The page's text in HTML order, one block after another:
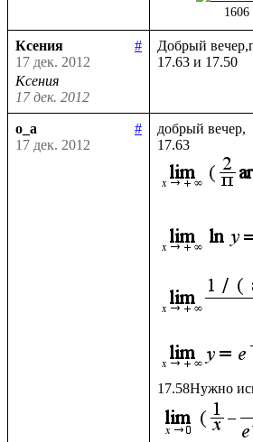
Ксения
#
17 дек. 2012
Ксения
17 дек. 2012
Добрый
o_a
#
17 дек. 2012
добрый вечер,